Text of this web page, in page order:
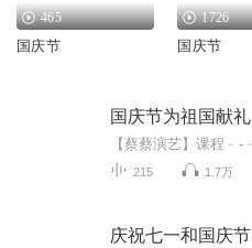
465
国庆节
1726
国庆节
国庆节为祖国献礼
215 1.7万
庆祝七一和国庆节